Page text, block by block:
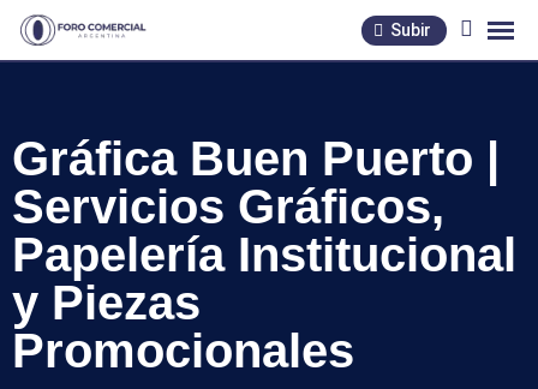
Skip
Subir
Gráfica Buen Puerto |
Servicios Gráficos,
Papelería Institucional
y Piezas
Promocionales